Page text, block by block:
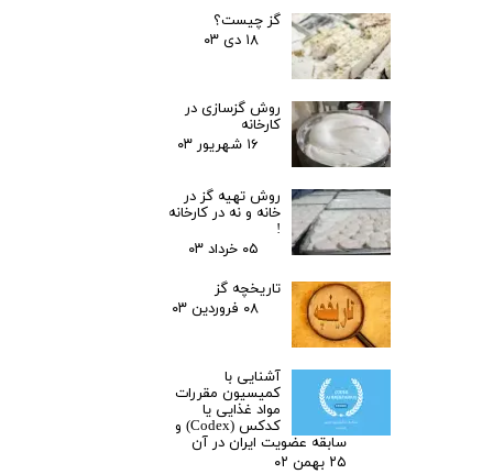
گز چیست؟
۱۸ دی ۰۳
روش گزسازی در
کارخانه
۱۶ شهریور ۰۳
روش تهیه گز در
خانه و نه در کارخانه
!
۰۵ خرداد ۰۳
تاریخچه گز
۰۸ فروردین ۰۳
آشنایی با
کمیسیون مقررات
مواد غذایی یا
کدکس (Codex) و
سابقه عضویت ایران در آن
۲۵ بهمن ۰۲